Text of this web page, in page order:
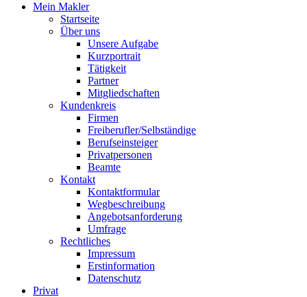
Mein Makler
Startseite
Über uns
Unsere Aufgabe
Kurzportrait
Tätigkeit
Partner
Mitgliedschaften
Kundenkreis
Firmen
Freiberufler/Selbständige
Berufseinsteiger
Privatpersonen
Beamte
Kontakt
Kontaktformular
Wegbeschreibung
Angebotsanforderung
Umfrage
Rechtliches
Impressum
Erstinformation
Datenschutz
Privat